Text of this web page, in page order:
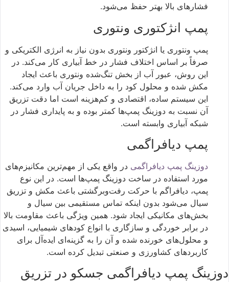
فشارهای بالا بهتر حفظ می‌شود.
پمپ انژکتوری ونتوری
پمپ ونتوری یا انژکتور ونتوری بدون نیاز به انرژی الکتریکی و
صرفاً بر اساس اختلاف فشار در خط آبیاری کار می‌کند. در
این روش، عبور آب از بخش تنگ‌شده ونتوری باعث ایجاد
مکش شده و محلول کود را به داخل جریان آب وارد می‌کند.
این سیستم ساده، اقتصادی و کم‌هزینه است اما دقت تزریق
آن نسبت به دوزینگ پمپ‌ها کمتر بوده و به پایداری فشار در
شبکه آبیاری وابسته است.
پمپ دیافراگمی
دوزینگ پمپ دیافراگمی در واقع یکی از مهم‌ترین مکانیزم‌های
مورد استفاده در ساخت دوزینگ پمپ‌ها است. در این نوع
پمپ، دیافراگم با حرکت رفت‌وبرگشتی باعث مکش و تزریق
سیال می‌شود بدون اینکه تماس مستقیمی بین سیال و
بخش‌های مکانیکی ایجاد شود. همین ویژگی باعث مقاومت بالا
در برابر خوردگی و سازگاری با انواع کودهای شیمیایی، اسیدی
و محلول‌های خورنده شده و آن را به گزینه‌ای ایده‌آل برای
کاربردهای کشاورزی و صنعتی تبدیل کرده است.
دوزینگ پمپ دیافراگمی جسکو در تزریق